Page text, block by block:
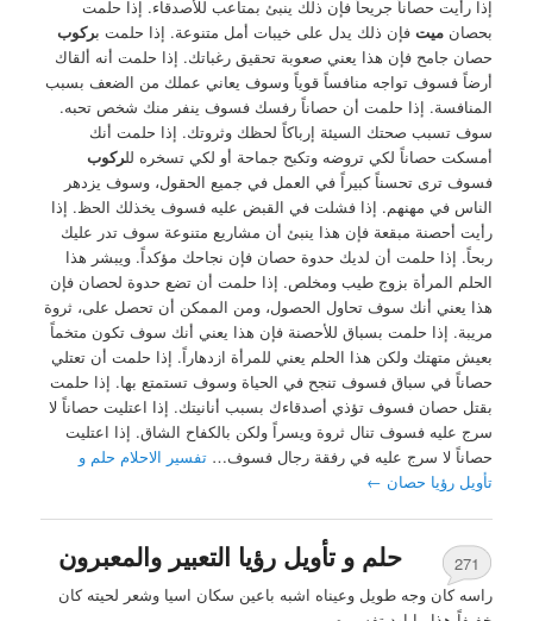
إذا رأيت حصاناً جريحاً فإن ذلك ينبئ بمتاعب للأصدقاء. إذا حلمت
بحصانميت فإن ذلك يدل على خيبات أمل متنوعة. إذا حلمت بركوب
حصان جامح فإن هذا يعني صعوبة تحقيق رغباتك. إذا حلمت أنه ألقاك
أرضاً فسوف تواجه منافساً قوياً وسوف يعاني عملك من الضعف بسبب
المنافسة. إذا حلمت أن حصاناً رفسك فسوف ينفر منك شخص تحبه.
سوف تسبب صحتك السيئة إرباكاً لحظك وثروتك. إذا حلمت أنك
أمسكت حصاناً لكي تروضه وتكبح جماحة أو لكي تسخره للركوب
فسوف ترى تحسناً كبيراً في العمل في جميع الحقول، وسوف يزدهر
الناس في مهنهم. إذا فشلت في القبض عليه فسوف يخذلك الحظ. إذا
رأيت أحصنة مبقعة فإن هذا ينبئ أن مشاريع متنوعة سوف تدر عليك
ربحاً. إذا حلمت أن لديك حدوة حصان فإن نجاحك مؤكداً. ويبشر هذا
الحلم المرأة بزوج طيب ومخلص. إذا حلمت أن تضع حدوة لحصان فإن
هذا يعني أنك سوف تحاول الحصول، ومن الممكن أن تحصل على، ثروة
مريبة. إذا حلمت بسباق للأحصنة فإن هذا يعني أنك سوف تكون متخماً
بعيش متهتك ولكن هذا الحلم يعني للمرأة ازدهاراً. إذا حلمت أن تعتلي
حصاناً في سباق فسوف تنجح في الحياة وسوف تستمتع بها. إذا حلمت
بقتل حصان فسوف تؤذي أصدقاءك بسبب أنانيتك. إذا اعتليت حصاناً لا
سرج عليه فسوف تنال ثروة ويسراً ولكن بالكفاح الشاق. إذا اعتليت
حصاناً لا سرج عليه في رفقة رجال فسوف…تفسير الاحلام حلم و
تأويل رؤيا حصان ←
حلم و تأويل رؤيا التعبير والمعبرون
271
راسه كان وجه طويل وعيناه اشبه باعين سكان اسيا وشعر لحيته كان